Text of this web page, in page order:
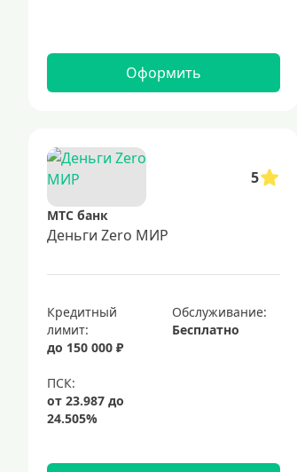
Оформить
5
МТС банк
Деньги Zero МИР
Кредитный
лимит:
до 150 000 ₽
Обслуживание:
Бесплатно